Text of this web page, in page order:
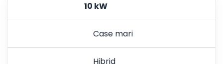
10 kW
Case mari
Hibrid